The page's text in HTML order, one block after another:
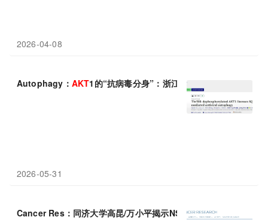
2026-04-08
Autophagy： AKT1的“抗病毒分身”：浙江大学胡伯里等团队发
2026-05-31
Cancer Res：同济大学高昆/万小平揭示NSD1通过甲基化PPARγ